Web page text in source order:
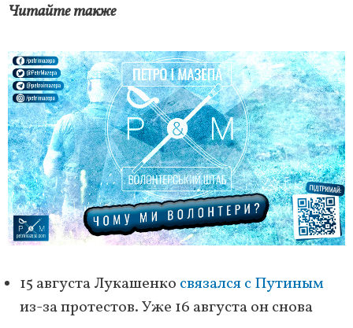
Читайте также
15 августа Лукашенко связался с Путиным
из-за протестов. Уже 16 августа он снова